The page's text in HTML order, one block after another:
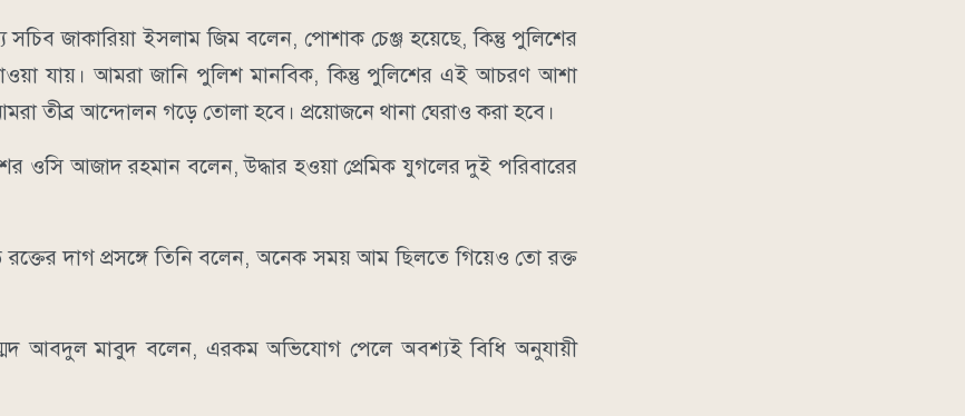
সচিব জাকারিয়া ইসলাম জিম বলেন, পোশাক চেঞ্জ হয়েছে, কিন্তু পুলিশের
পাওয়া যায়। আমরা জানি পুলিশ মানবিক, কিন্তু পুলিশের এই আচরণ আশা
তীব্র আন্দোলন গড়ে তোলা হবে। প্রয়োজনে থানা ঘেরাও করা হবে।
ওসি আজাদ রহমান বলেন, উদ্ধার হওয়া প্রেমিক যুগলের দুই পরিবারের
দাগ প্রসঙ্গে তিনি বলেন, অনেক সময় আম ছিলতে গিয়েও তো রক্ত
আবদুল মাবুদ বলেন, এরকম অভিযোগ পেলে অবশ্যই বিধি অনুযায়ী